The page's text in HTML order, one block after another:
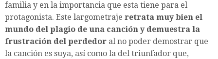
familia y en la importancia que esta tiene para el
protagonista. Este largometraje retrata muy bien el
mundo del plagio de una canción y demuestra la
frustración del perdedor al no poder demostrar que
la canción es suya, así como la del triunfador que,